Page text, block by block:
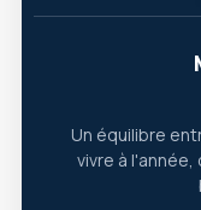
Un équilibre
vivre à l'année,